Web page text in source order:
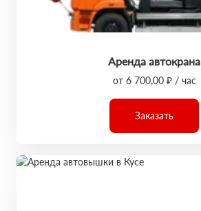
Аренда автокрана
от 6 700,00 ₽ / час
Заказать